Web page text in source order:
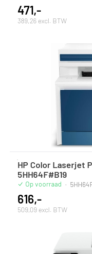
471,-
389,26 excl. BTW
HP Color Laserjet
5HH64F#B19
Op voorraad ·
616,-
509,09 excl. BTW